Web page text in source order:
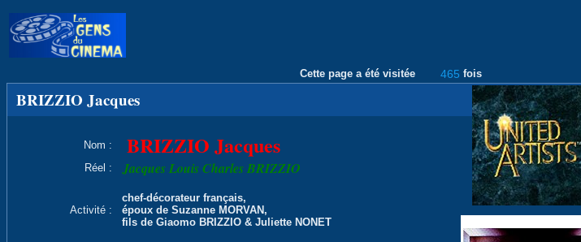
Cette page a été visitée 465 fois
BRIZZIO Jacques
Nom : BRIZZIO Jacques
Réel : Jacques Louis Charles BRIZZIO
Activité :
chef-décorateur français,
époux de Suzanne MORVAN,
fils de Giaomo BRIZZIO & Juliette NONET